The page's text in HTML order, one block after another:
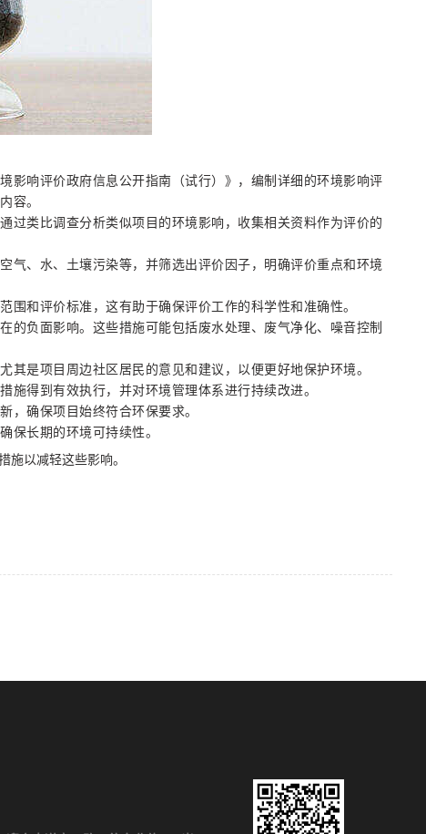
影响评价政府信息公开指南（试行）》，编制详细的环境影响评
容。
过类比调查分析类似项目的环境影响，收集相关资料作为评价的
气、水、土壤污染等，并筛选出评价因子，明确评价重点和环境
和评价标准，这有助于确保评价工作的科学性和准确性。
的负面影响。这些措施可能包括废水处理、废气净化、噪音控制
是项目周边社区居民的意见和建议，以便更好地保护环境。
得到有效执行，并对环境管理体系进行持续改进。
，确保项目始终符合环保要求。
保长期的环境可持续性。
施以减轻这些影响。